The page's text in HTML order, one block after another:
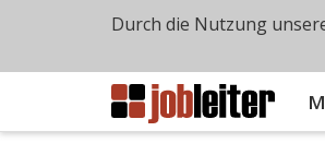
Durch die Nutzung